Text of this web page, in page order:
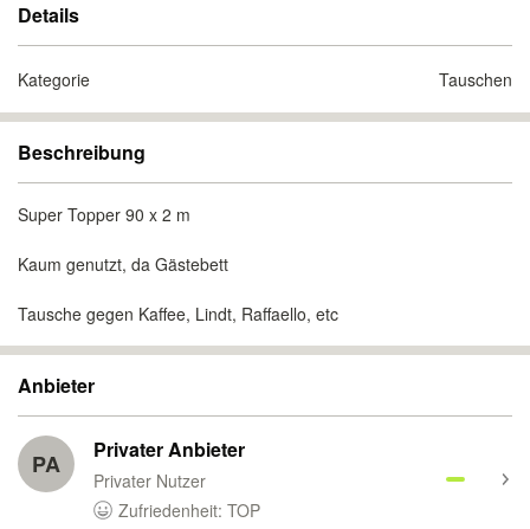
Details
Kategorie Tauschen
Beschreibung
Super Topper 90 x 2 m
Kaum genutzt, da Gästebett
Tausche gegen Kaffee, Lindt, Raffaello, etc
Anbieter
PA Privater Anbieter
Privater Nutzer
Zufriedenheit: TOP